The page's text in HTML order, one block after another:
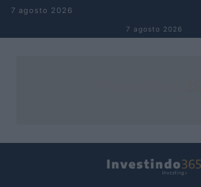
Pular para o conteúdo
7 agosto 2026
7 agosto 2026